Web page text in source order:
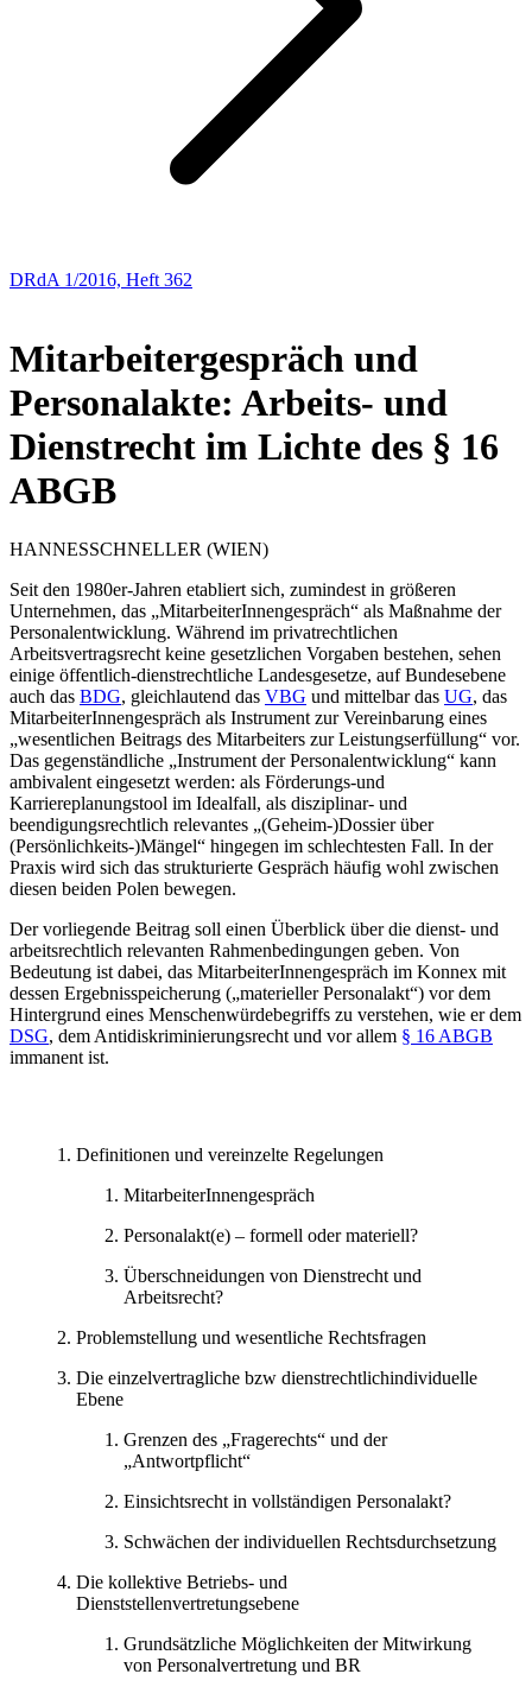
DRdA 1/2016, Heft 362
Mitarbeitergespräch und
Personalakte: Arbeits- und
Dienstrecht im Lichte des § 16
ABGB
HANNESSCHNELLER (WIEN)
Seit den 1980er-Jahren etabliert sich, zumindest in größeren
Unternehmen, das „MitarbeiterInnengespräch“ als Maßnahme der
Personalentwicklung. Während im privatrechtlichen
Arbeitsvertragsrecht keine gesetzlichen Vorgaben bestehen, sehen
einige öffentlich-dienstrechtliche Landesgesetze, auf Bundesebene
auch das BDG, gleichlautend das VBG und mittelbardas UG, das
MitarbeiterInnengespräch als Instrument zur Vereinbarung eines
„wesentlichen Beitrags des Mitarbeiters zur Leistungserfüllung“ vor.
Das gegenständliche „Instrument der Personalentwicklung“ kann
ambivalent eingesetzt werden: als Förderungs-und
Karriereplanungstool im Idealfall, als disziplinar- und
beendigungsrechtlich relevantes „(Geheim-)Dossier über
(Persönlichkeits-)Mängel“ hingegen im schlechtesten Fall. In der
Praxis wird sich das strukturierte Gespräch häufig wohl zwischen
diesen beiden Polen bewegen.
Der vorliegende Beitrag soll einen Überblick über die dienst- und
arbeitsrechtlich relevanten Rahmenbedingungen geben. Von
Bedeutung ist dabei, das MitarbeiterInnengespräch im Konnex mit
dessen Ergebnisspeicherung („materieller Personalakt“) vor dem
Hintergrund eines Menschenwürdebegriffs zu verstehen, wie er dem
DSG, dem Antidiskriminierungsrecht und vor allem § 16 ABGB
immanent ist.
Definitionen und vereinzelte Regelungen
MitarbeiterInnengespräch
Personalakt(e) – formell oder materiell?
Überschneidungen von Dienstrecht und
Arbeitsrecht?
Problemstellung und wesentliche Rechtsfragen
Die einzelvertragliche bzw dienstrechtlichindividuelle
Ebene
Grenzen des „Fragerechts“ und der
„Antwortpflicht“
Einsichtsrecht in vollständigen Personalakt?
Schwächen der individuellen Rechtsdurchsetzung
Die kollektive Betriebs- und
Dienststellenvertretungsebene
Grundsätzliche Möglichkeiten der Mitwirkung
von Personalvertretung und BR